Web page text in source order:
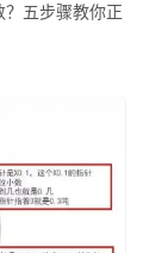
五步骤教你正